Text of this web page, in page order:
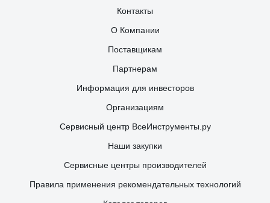
Контакты
О Компании
Поставщикам
Партнерам
Информация для инвесторов
Организациям
Сервисный центр ВсеИнструменты.ру
Наши закупки
Сервисные центры производителей
Правила применения рекомендательных технологий